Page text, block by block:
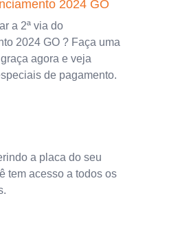
2024 GO
a 2ª via do
2024 GO ? Faça uma
agora e veja
de pagamento.
a placa do seu
tem acesso a todos os